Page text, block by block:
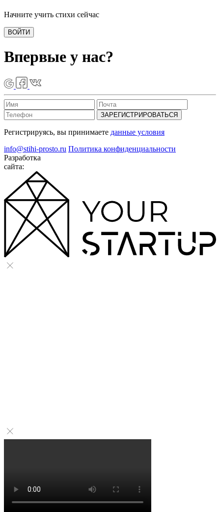
Начните учить стихи сейчас
ВОЙТИ
Впервые у нас?
ЗАРЕГИСТРИРОВАТЬСЯ
Регистрируясь, вы принимаете данные условия
info@stihi-prosto.ru Политика конфиденциальности
Разработка
сайта: